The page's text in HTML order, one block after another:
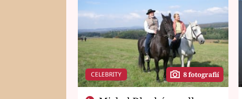
CELEBRITY 8 fotografií